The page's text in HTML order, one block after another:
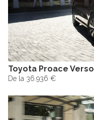
Toyota Proace Verso
De la 36.936 €